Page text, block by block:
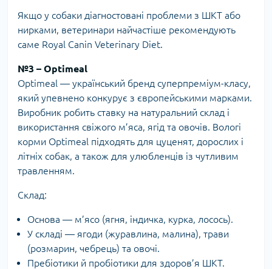
Якщо у собаки діагностовані проблеми з ШКТ або
нирками, ветеринари найчастіше рекомендують
саме Royal Canin Veterinary Diet.
№3 – Optimeal
Optimeal — український бренд суперпреміум-класу,
який упевнено конкурує з європейськими марками.
Виробник робить ставку на натуральний склад і
використання свіжого м’яса, ягід та овочів. Вологі
корми Optimeal підходять для цуценят, дорослих і
літніх собак, а також для улюбленців із чутливим
травленням.
Склад:
Основа — м’ясо (ягня, індичка, курка, лосось).
У складі — ягоди (журавлина, малина), трави
(розмарин, чебрець) та овочі.
Пребіотики й пробіотики для здоров’я ШКТ.